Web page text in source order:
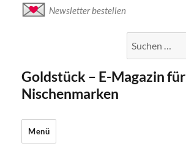
Newsletter bestellen
nach:
Goldstück – E-Magazin für
Nischenmarken
Menü